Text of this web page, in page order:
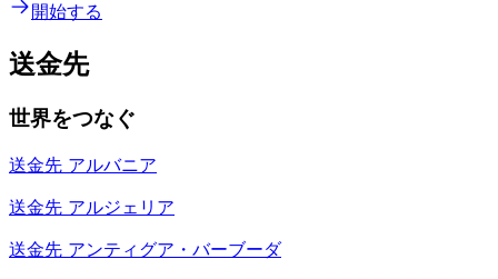
開始する
送金先
世界をつなぐ
送金先 アルバニア
送金先 アルジェリア
送金先 アンティグア・バーブーダ